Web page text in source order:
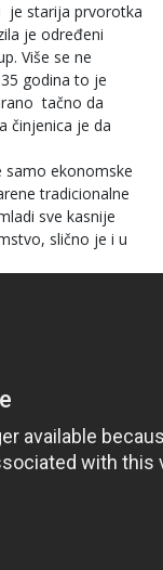
je starija prvorotka
je određeni
Više se ne
godina to je
tačno da
činjenica je da
samo ekonomske
tradicionalne
sve kasnije
slično je i u